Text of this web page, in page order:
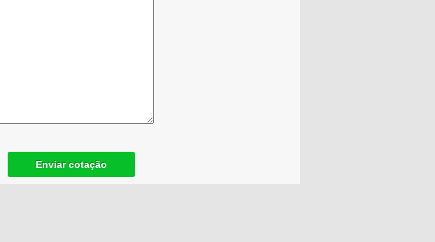
Enviar cotação